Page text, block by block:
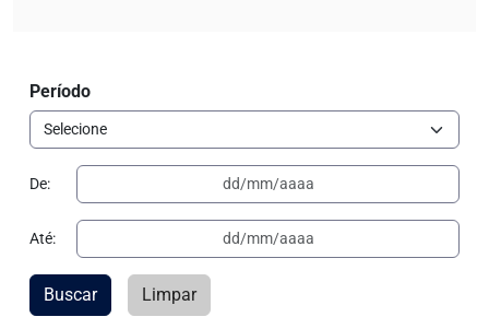
Período
De:
Até:
Buscar Limpar